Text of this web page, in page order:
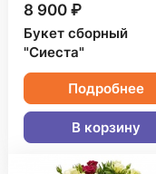
8 900 ₽
Букет сборный
"Сиеста"
Подробнее
В корзину